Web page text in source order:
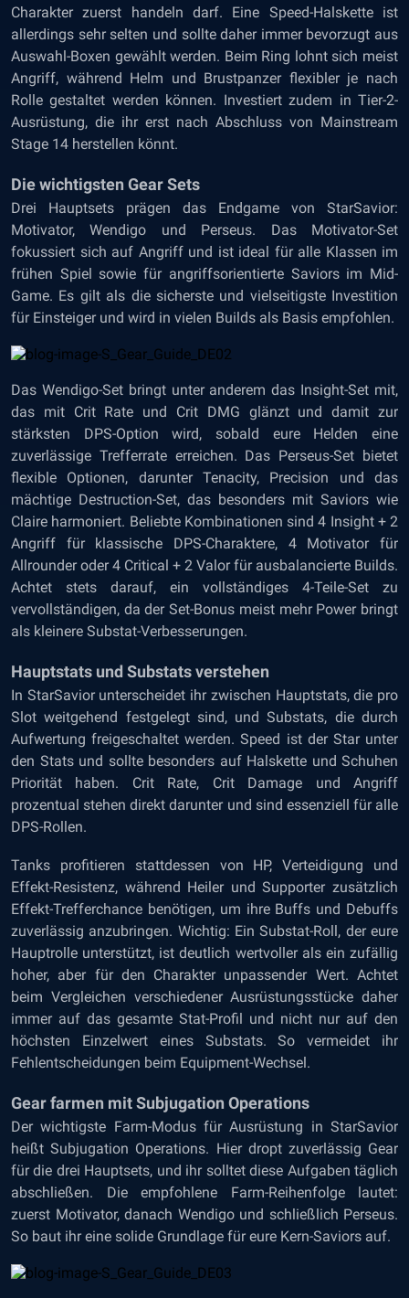
Charakter zuerst handeln darf. Eine Speed-Halskette ist
allerdings sehr selten und sollte daher immer bevorzugt aus
Auswahl-Boxen gewählt werden. Beim Ring lohnt sich meist
Angriff, während Helm und Brustpanzer flexibler je nach
Rolle gestaltet werden können. Investiert zudem in Tier-2-
Ausrüstung, die ihr erst nach Abschluss von Mainstream
Stage 14 herstellen könnt.
Die wichtigsten Gear Sets
Drei Hauptsets prägen das Endgame von StarSavior:
Motivator, Wendigo und Perseus. Das Motivator-Set
fokussiert sich auf Angriff und ist ideal für alle Klassen im
frühen Spiel sowie für angriffsorientierte Saviors im Mid-
Game. Es gilt als die sicherste und vielseitigste Investition
für Einsteiger und wird in vielen Builds als Basis empfohlen.
Das Wendigo-Set bringt unter anderem das Insight-Set mit,
das mit Crit Rate und Crit DMG glänzt und damit zur
stärksten DPS-Option wird, sobald eure Helden eine
zuverlässige Trefferrate erreichen. Das Perseus-Set bietet
flexible Optionen, darunter Tenacity, Precision und das
mächtige Destruction-Set, das besonders mit Saviors wie
Claire harmoniert. Beliebte Kombinationen sind 4 Insight + 2
Angriff für klassische DPS-Charaktere, 4 Motivator für
Allrounder oder 4 Critical + 2 Valor für ausbalancierte Builds.
Achtet stets darauf, ein vollständiges 4-Teile-Set zu
vervollständigen, da der Set-Bonus meist mehr Power bringt
als kleinere Substat-Verbesserungen.
Hauptstats und Substats verstehen
In StarSavior unterscheidet ihr zwischen Hauptstats, die pro
Slot weitgehend festgelegt sind, und Substats, die durch
Aufwertung freigeschaltet werden. Speed ist der Star unter
den Stats und sollte besonders auf Halskette und Schuhen
Priorität haben. Crit Rate, Crit Damage und Angriff
prozentual stehen direkt darunter und sind essenziell für alle
DPS-Rollen.
Tanks profitieren stattdessen von HP, Verteidigung und
Effekt-Resistenz, während Heiler und Supporter zusätzlich
Effekt-Trefferchance benötigen, um ihre Buffs und Debuffs
zuverlässig anzubringen. Wichtig: Ein Substat-Roll, der eure
Hauptrolle unterstützt, ist deutlich wertvoller als ein zufällig
hoher, aber für den Charakter unpassender Wert. Achtet
beim Vergleichen verschiedener Ausrüstungsstücke daher
immer auf das gesamte Stat-Profil und nicht nur auf den
höchsten Einzelwert eines Substats. So vermeidet ihr
Fehlentscheidungen beim Equipment-Wechsel.
Gear farmen mit Subjugation Operations
Der wichtigste Farm-Modus für Ausrüstung in StarSavior
heißt Subjugation Operations. Hier dropt zuverlässig Gear
für die drei Hauptsets, und ihr solltet diese Aufgaben täglich
abschließen. Die empfohlene Farm-Reihenfolge lautet:
zuerst Motivator, danach Wendigo und schließlich Perseus.
So baut ihr eine solide Grundlage für eure Kern-Saviors auf.